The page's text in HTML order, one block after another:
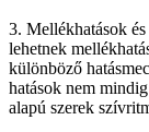
3. Mellékhatások
lehetnek
különböző
hatások nem
alapú szerek